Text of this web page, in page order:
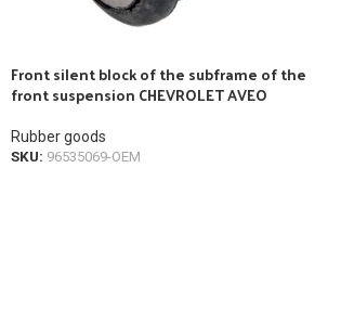
Front silent block of the subframe of the
front suspension CHEVROLET AVEO
Rubber goods
SKU: 96535069-OEM